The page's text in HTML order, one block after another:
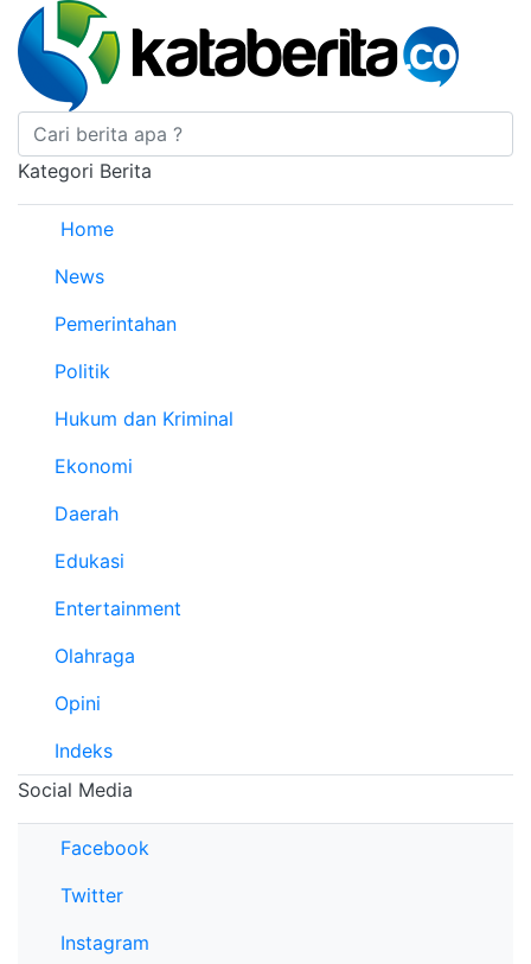
Kategori Berita
Home
News
Pemerintahan
Politik
Hukum dan Kriminal
Ekonomi
Daerah
Edukasi
Entertainment
Olahraga
Opini
Indeks
Social Media
Facebook
Twitter
Instagram